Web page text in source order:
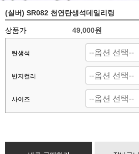
(실버) SR082 천연탄생석데일리링
상품가 49,000원
탄생석
반지컬러
사이즈